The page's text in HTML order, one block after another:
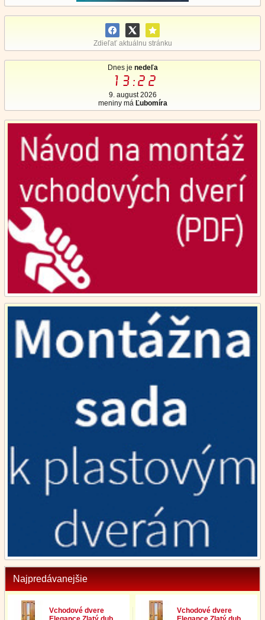
Zdieľať aktuálnu stránku
Dnes je nedeľa
13:22
9. august 2026
meniny má Ľubomíra
Najpredávanejšie
Vchodové dvere
Vchodové dvere